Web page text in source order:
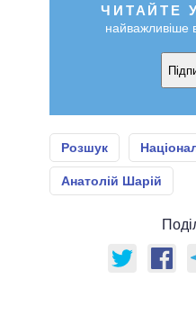
ЧИТАЙТЕ У
найважливіше
Розшук
Анатолій Шарій